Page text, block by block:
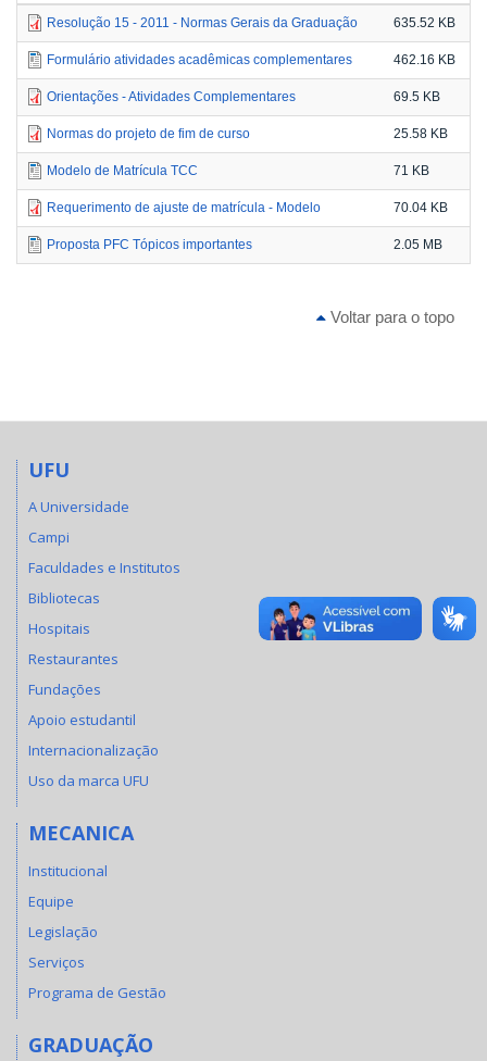
Resolução 15 - 2011 - Normas Gerais da Graduação 635.52 KB
Formulário atividades acadêmicas complementares 462.16 KB
Orientações - Atividades Complementares 69.5 KB
Normas do projeto de fim de curso 25.58 KB
Modelo de Matrícula TCC 71 KB
Requerimento de ajuste de matrícula - Modelo 70.04 KB
Proposta PFC Tópicos importantes 2.05 MB
Voltar para o topo
UFU
A Universidade
Campi
Faculdades e Institutos
Bibliotecas
Hospitais
Restaurantes
Fundações
Apoio estudantil
Internacionalização
Uso da marca UFU
MECANICA
Institucional
Equipe
Legislação
Serviços
Programa de Gestão
GRADUAÇÃO